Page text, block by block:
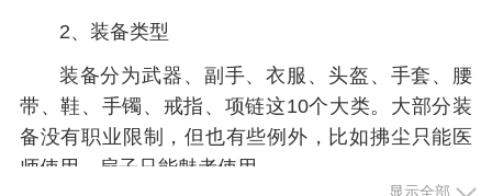
2、装备类型
装备分为武器、副手、衣服、头盔、手套、腰
带、鞋、手镯、戒指、项链这10个大类。大部分装
备没有职业限制，但也有些例外，比如拂尘只能医
师使用，扇子只能魅者使用。
显示全部